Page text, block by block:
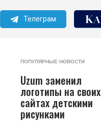
Телеграм
ПОПУЛЯРНЫЕ НОВОСТИ
Uzum заменил
логотипы на своих
сайтах детскими
рисунками